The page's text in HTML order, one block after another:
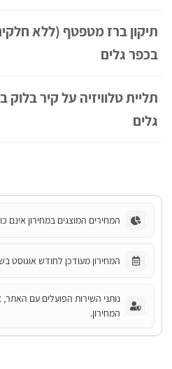
תיקון ברז מטפטף (ללא
בכפר גלים
תליית טלוויזיה על קיר בלוק
גלים
המחירים המוצגים במחירון אינם
המחירון מעודכן לחודש אוגוסט בשנת
נותני השירות הפועלים עם האתר,
המחירון.